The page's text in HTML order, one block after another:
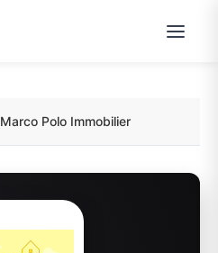
Marco Polo Immobilier